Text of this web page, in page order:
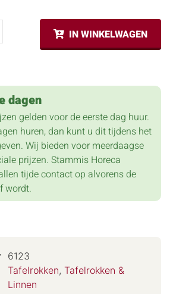
IN WINKELWAGEN
dagen
gelden voor de eerste dag huur.
huren, dan kunt u dit tijdens het
Wij bieden voor meerdaagse
prijzen. Stammis Horeca
tijde contact op alvorens de
wordt.
6123
Tafelrokken, Tafelrokken &
Linnen